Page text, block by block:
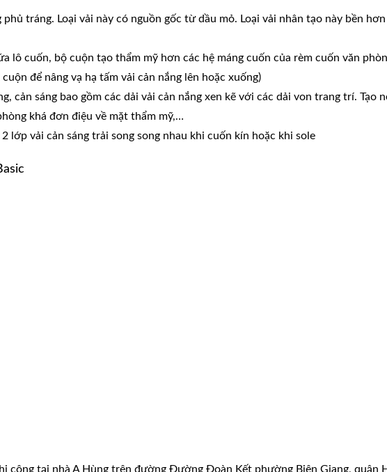
phủ tráng. Loại vải này có nguồn gốc từ dầu mỏ. Loại vải nhân tạo này bền
lô cuốn, bộ cuộn tạo thẩm mỹ hơn các hệ máng cuốn của rèm cuốn văn
để nâng vạ hạ tấm vải cản nắng lên hoặc xuống)
cản sáng bao gồm các dải vải cản nắng xen kẽ với các dải von trang trí. Tạo
khá đơn điệu về mặt thẩm mỹ,…
lớp vải cản sáng trải song song nhau khi cuốn kín hoặc khi sole
công tại nhà A Hùng trên đường Đường Đoàn Kết phường Biên Giang,